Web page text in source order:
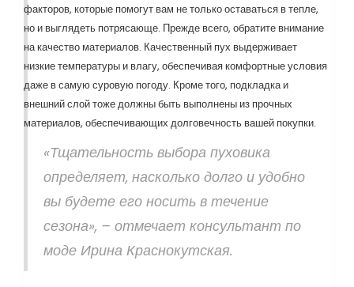
факторов, которые помогут вам не только оставаться в тепле,
но и выглядеть потрясающе. Прежде всего, обратите внимание
на качество материалов. Качественный пух выдерживает
низкие температуры и влагу, обеспечивая комфортные условия
даже в самую суровую погоду. Кроме того, подкладка и
внешний слой тоже должны быть выполнены из прочных
материалов, обеспечивающих долговечность вашей покупки.
«Тщательность выбора пуховика
определяет, насколько долго и удобно
вы будете его носить в течение
сезона», – отмечает консультант по
моде Ирина Краснокутская.